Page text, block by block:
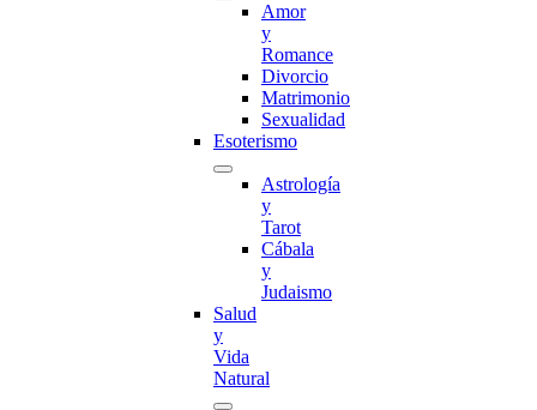
Amor
y
Romance
Divorcio
Matrimonio
Sexualidad
Esoterismo
Astrología
y
Tarot
Cábala
y
Judaismo
Salud
y
Vida
Natural